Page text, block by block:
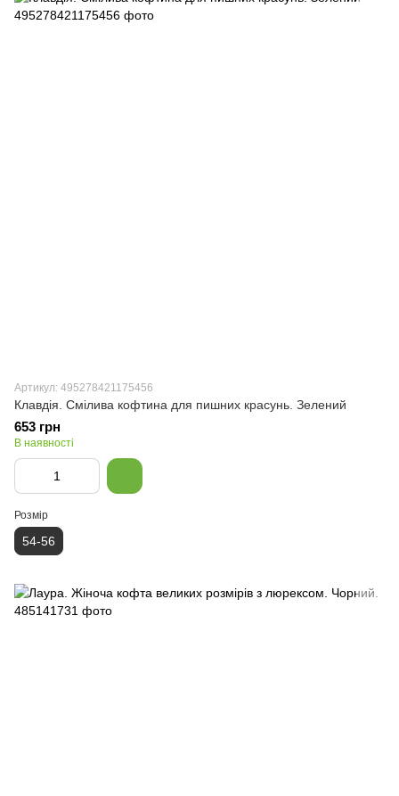
Артикул: 495278421175456
Клавдія. Смілива кофтина для пишних красунь. Зелений
653 грн
В наявності
Розмір
54-56